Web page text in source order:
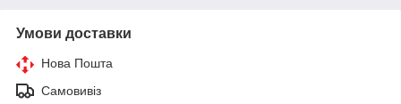
Умови доставки
Нова Пошта
Самовивіз